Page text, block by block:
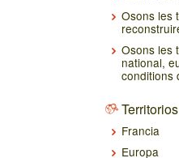
Osons les
Osons les
national,
conditions
Francia
Europa